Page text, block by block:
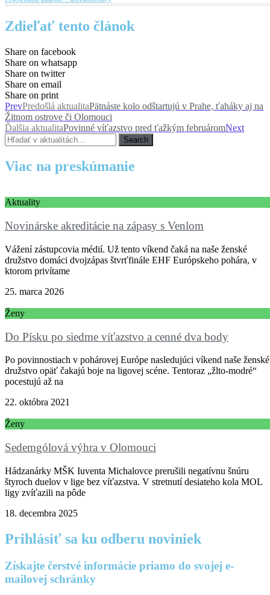
Zdieľať tento článok
Share on facebook
Share on whatsapp
Share on twitter
Share on email
Share on print
PrevPredošlá aktualitaPätnáste kolo odštartujú v Prahe, ťaháky aj na
Žitnom ostrove či Olomouci
Ďalšia aktualitaPovinné víťazstvo pred ťažkým februáromNext
Search
Viac na preskúmanie
Aktuality
Novinárske akreditácie na zápasy s Venlom
Vážení zástupcovia médií. Už tento víkend čaká na naše ženské
družstvo domáci dvojzápas štvrťfinále EHF Európskeho pohára, v
ktorom privítame
25. marca 2026
Ženy
Do Písku po siedme víťazstvo a cenné dva body
Po povinnostiach v pohárovej Európe nasledujúci víkend naše ženské
družstvo opäť čakajú boje na ligovej scéne. Tentoraz „žlto-modré“
pocestujú až na
22. októbra 2021
Ženy
Sedemgólová výhra v Olomouci
Hádzanárky MŠK Iuventa Michalovce prerušili negatívnu šnúru
štyroch duelov v lige bez víťazstva. V stretnutí desiateho kola MOL
ligy zvíťazili na pôde
18. decembra 2025
Prihlásiť sa ku odberu noviniek
Získajte čerstvé informácie priamo do svojej e-
mailovej schránky